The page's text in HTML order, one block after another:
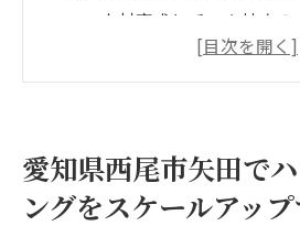
人材育成とチーム拡大
最新テクノロジーを活用
顧客満足度向上のため
持続可能なサービス拡大
競合との差別化を図る独
ハウスクリーニングあらい
愛知県西尾市矢田で
ングをスケールアッ